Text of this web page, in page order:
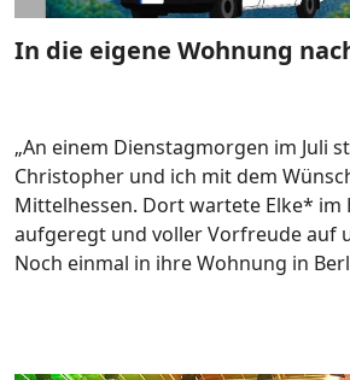
In die eigene Wohnung
„An einem Dienstagmorgen im Juli
Christopher und ich mit dem
Mittelhessen. Dort wartete Elke* im
aufgeregt und voller Vorfreude auf
Noch einmal in ihre Wohnung in